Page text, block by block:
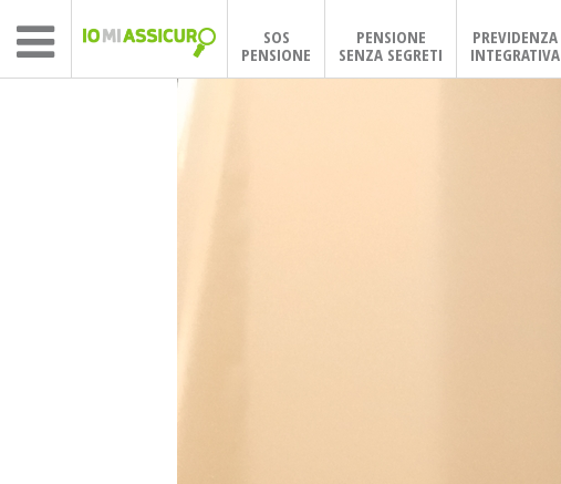
SOS
PENSIONE
PENSIONE
SENZA SEGRETI
PREVIDENZA
INTEGRATIVA